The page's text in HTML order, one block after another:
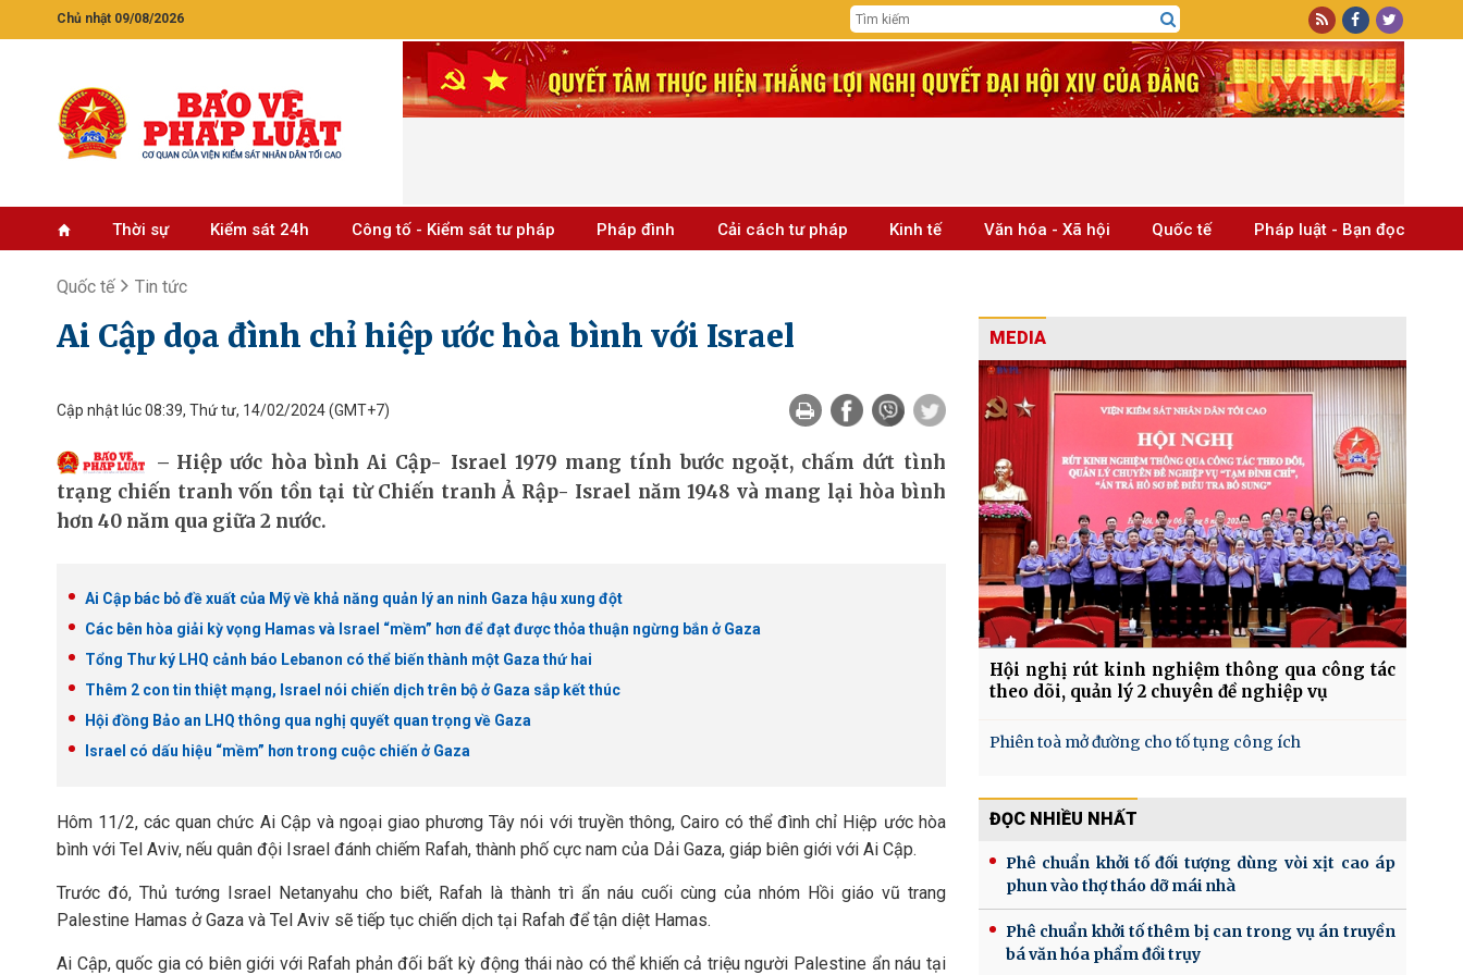
Chủ nhật 09/08/2026
Thời sự Kiểm sát 24h Công tố - Kiểm sát tư pháp Pháp đình Cải cách tư pháp Kinh tế Văn hóa - Xã hội Quốc tế Pháp luật - Bạn đọc
Quốc tế Tin tức
Ai Cập dọa đình chỉ hiệp ước hòa bình với Israel
Cập nhật lúc 08:39, Thứ tư, 14/02/2024(GMT+7)
Hiệp ước hòa bình Ai Cập- Israel 1979 mang tính bước ngoặt, chấm dứt tình
trạng chiến tranh vốn tồn tại từ Chiến tranh Ả Rập- Israel năm 1948 và mang lại hòa bình
hơn 40 năm qua giữa 2 nước.
Ai Cập bác bỏ đề xuất của Mỹ về khả năng quản lý an ninh Gaza hậu xung đột
Các bên hòa giải kỳ vọng Hamas và Israel “mềm” hơn để đạt được thỏa thuận ngừng bắn ở Gaza
Tổng Thư ký LHQ cảnh báo Lebanon có thể biến thành một Gaza thứ hai
Thêm 2 con tin thiệt mạng, Israel nói chiến dịch trên bộ ở Gaza sắp kết thúc
Hội đồng Bảo an LHQ thông qua nghị quyết quan trọng về Gaza
Israel có dấu hiệu “mềm” hơn trong cuộc chiến ở Gaza
Hôm 11/2, các quan chức Ai Cập và ngoại giao phương Tây nói với truyền thông, Cairo có thể đình chỉ Hiệp ước hòa
bình với Tel Aviv, nếu quân đội Israel đánh chiếm Rafah, thành phố cực nam của Dải Gaza, giáp biên giới với Ai Cập.
Trước đó, Thủ tướng Israel Netanyahu cho biết, Rafah là thành trì ẩn náu cuối cùng của nhóm Hồi giáo vũ trang
Palestine Hamas ở Gaza và Tel Aviv sẽ tiếp tục chiến dịch tại Rafah để tận diệt Hamas.
Ai Cập, quốc gia có biên giới với Rafah phản đối bất kỳ động thái nào có thể khiến cả triệu người Palestine ẩn náu tại
MEDIA
Hội nghị rút kinh nghiệm thông qua công tác
theo dõi, quản lý 2 chuyên đề nghiệp vụ
Phiên toà mở đường cho tố tụng công ích
ĐỌC NHIỀU NHẤT
Phê chuẩn khởi tố đối tượng dùng vòi xịt cao áp
phun vào thợ tháo dỡ mái nhà
Phê chuẩn khởi tố thêm bị can trong vụ án truyền
bá văn hóa phẩm đồi trụy